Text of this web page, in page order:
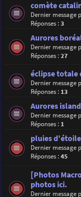
comète
Dernier message
Réponses :3
Aurores
Dernier message
Réponses :27
éclipse totale
Dernier message
Réponses : 13
Aurores
Dernier message
Réponses : 1
pluies
Dernier message
Réponses :45
[Photos
photos ici.
Dernier message